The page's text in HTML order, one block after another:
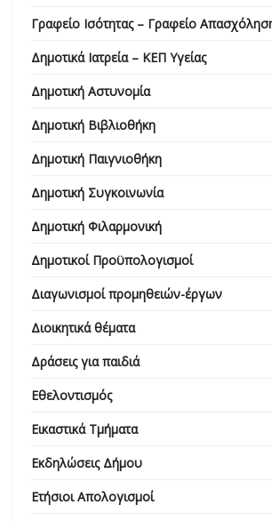
Γραφείο Ισότητας – Γραφείο
Δημοτικά Ιατρεία – ΚΕΠ Υγείας
Δημοτική Αστυνομία
Δημοτική Βιβλιοθήκη
Δημοτική Παιγνιοθήκη
Δημοτική Συγκοινωνία
Δημοτική Φιλαρμονική
Δημοτικοί Προϋπολογισμοί
Διαγωνισμοί προμηθειών-έργων
Διοικητικά θέματα
Δράσεις για παιδιά
Εθελοντισμός
Εικαστικά Τμήματα
Εκδηλώσεις Δήμου
Ετήσιοι Απολογισμοί